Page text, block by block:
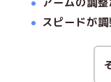
スピードが